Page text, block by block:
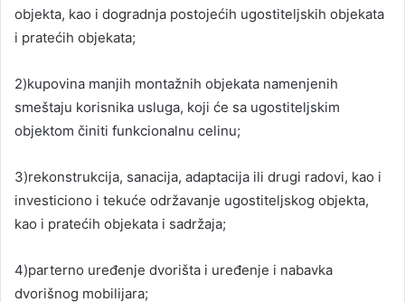
objekta, kao i dogradnja postojećih ugostiteljskih objekata
i pratećih objekata;
2)kupovina manjih montažnih objekata namenjenih
smeštaju korisnika usluga, koji će sa ugostiteljskim
objektom činiti funkcionalnu celinu;
3)rekonstrukcija, sanacija, adaptacija ili drugi radovi, kao i
investiciono i tekuće održavanje ugostiteljskog objekta,
kao i pratećih objekata i sadržaja;
4)parterno uređenje dvorišta i uređenje i nabavka
dvorišnog mobilijara;